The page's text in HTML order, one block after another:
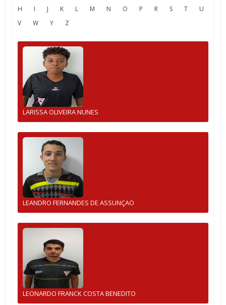
H
I J K L M N O P R S T
U
V
W Y Z
LARISSA OLIVEIRA NUNES
LEANDRO FERNANDES DE ASSUNÇAO
LEONARDO FRANCK COSTA BENEDITO